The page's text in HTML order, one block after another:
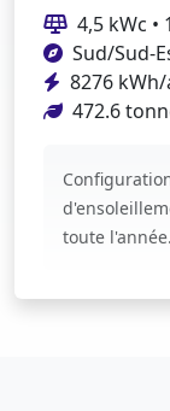
4,5 kWc •
Sud/Sud-
8276
472.6
toute l'année.